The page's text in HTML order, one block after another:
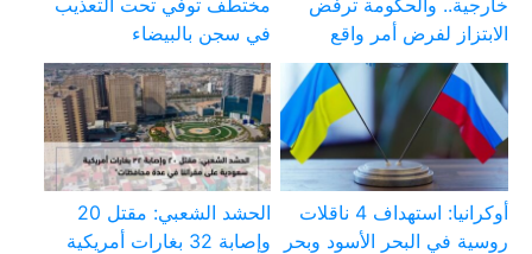
الابتزاز لفرض أمر واقع
في سجن بالبيضاء
أوكرانيا: استهداف 4 ناقلات
روسية في البحر الأسود وبحر
الحشد الشعبي: مقتل 20
وإصابة 32 بغارات أمريكية